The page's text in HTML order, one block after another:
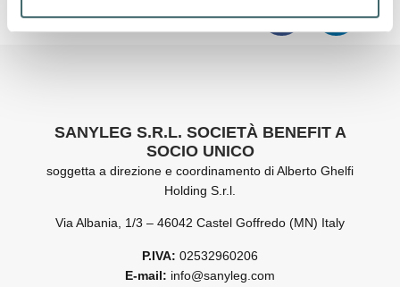
SANYLEG S.R.L. SOCIETÀ BENEFIT A
SOCIO UNICO
soggetta a direzione e coordinamento di Alberto Ghelfi
Holding S.r.l.
Via Albania, 1/3 – 46042 Castel Goffredo (MN) Italy
P.IVA: 02532960206
E-mail: info@sanyleg.com